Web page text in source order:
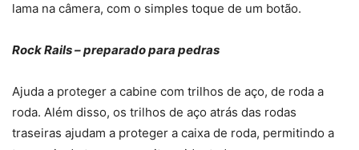
lama na câmera, com o simples toque de um botão.
Rock Rails – preparado para pedras
Ajuda a proteger a cabine com trilhos de aço, de roda a
roda. Além disso, os trilhos de aço atrás das rodas
traseiras ajudam a proteger a caixa de roda, permitindo a